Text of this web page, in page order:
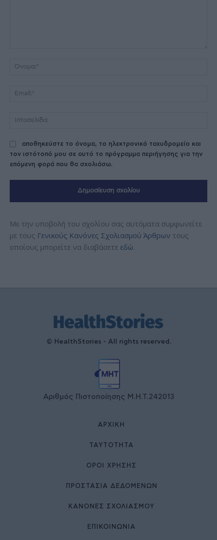
αποθηκεύστε το όνομα, το ηλεκτρονικό ταχυδρομείο και
τον ιστότοπό μου σε αυτό το πρόγραμμα περιήγησης για την
επόμενη φορά που θα σχολιάσω.
Με την υποβολή του σχολίου σας αυτόματα συμφωνείτε
με τους Γενικούς Κανόνες Σχολιασμού Άρθρων τους
οποίους μπορείτε να διαβάσετε εδώ.
© HealthStories - All rights reserved.
Αριθμός Πιστοποίησης Μ.Η.Τ.242013
ΑΡΧΙΚΉ
ΤΑΥΤΌΤΗΤΑ
ΌΡΟΙ ΧΡΉΣΗΣ
ΠΡΟΣΤΑΣΙΑ ΔΕΔΟΜΕΝΩΝ
ΚΑΝΟΝΕΣ ΣΧΟΛΙΑΣΜΟΥ
ΕΠΙΚΟΙΝΩΝΊΑ